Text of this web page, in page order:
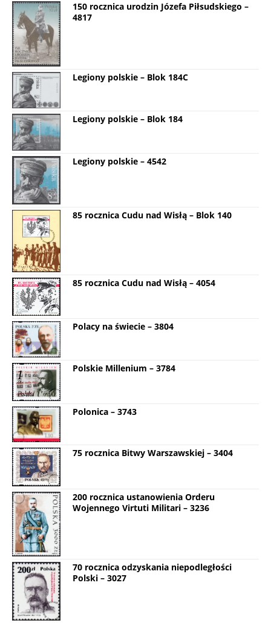
150 rocznica urodzin Józefa Piłsudskiego –
4817
Legiony polskie – Blok 184C
Legiony polskie – Blok 184
Legiony polskie – 4542
85 rocznica Cudu nad Wisłą – Blok 140
85 rocznica Cudu nad Wisłą – 4054
Polacy na świecie – 3804
Polskie Millenium – 3784
Polonica – 3743
75 rocznica Bitwy Warszawskiej – 3404
200 rocznica ustanowienia Orderu
Wojennego Virtuti Militari – 3236
70 rocznica odzyskania niepodległości
Polski – 3027